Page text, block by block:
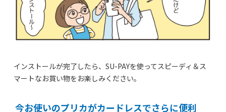
インストールが完了したら、SU-PAYを使ってスピーディ＆ス
マートなお買い物をお楽しみください。
今お使いのプリカがカードレスでさらに便利